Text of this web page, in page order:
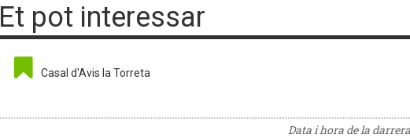
Et pot interessar
Casal d'Avis la Torreta
Data i hora de la